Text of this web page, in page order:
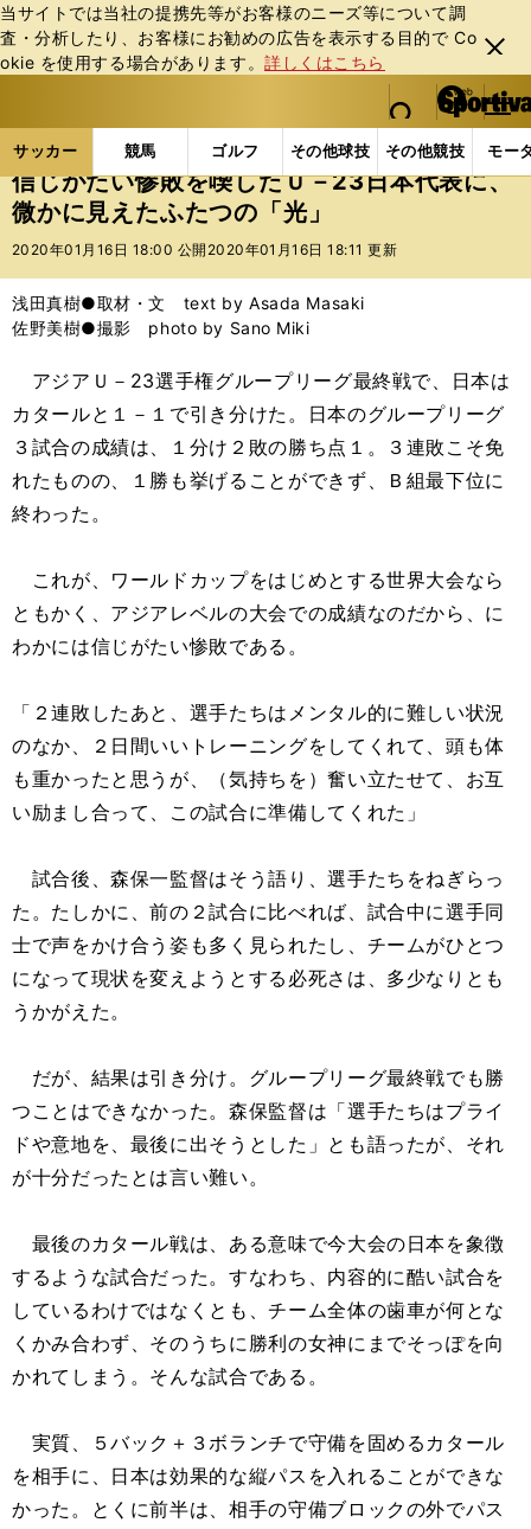
当サイトでは当社の提携先等がお客様のニーズ等について調
査・分析したり、お客様にお勧めの広告を表⽰する⽬的で Co
okie を使⽤する場合があります。詳しくはこちら
閉じ
る
web Sportiva (webスポルティーバ)
検索
マイペ
ー
ジ
メニュ
サッカー 競馬 ゴルフ その他球技 その他競技 モー
ス
ポ
ル
バ
サッカーの記事一覧 サッカー代表 日本代表 信
信じがたい惨敗を喫したＵ－23日本代表に、
微かに見えたふたつの「光」
2020年01月16日 18:00 公開 2020年01月16日 18:11 更新
浅田真樹●取材・文 text by Asada Masaki
佐野美樹●撮影 photo by Sano Miki
アジアＵ－23選手権グループリーグ最終戦で、日本は
カタールと１－１で引き分けた。日本のグループリーグ
３試合の成績は、１分け２敗の勝ち点１。３連敗こそ免
れたものの、１勝も挙げることができず、Ｂ組最下位に
終わった。
これが、ワールドカップをはじめとする世界大会なら
ともかく、アジアレベルの大会での成績なのだから、に
わかには信じがたい惨敗である。
「２連敗したあと、選手たちはメンタル的に難しい状況
のなか、２日間いいトレーニングをしてくれて、頭も体
も重かったと思うが、（気持ちを）奮い立たせて、お互
い励まし合って、この試合に準備してくれた」
試合後、森保一監督はそう語り、選手たちをねぎらっ
た。たしかに、前の２試合に比べれば、試合中に選手同
士で声をかけ合う姿も多く見られたし、チームがひとつ
になって現状を変えようとする必死さは、多少なりとも
うかがえた。
だが、結果は引き分け。グループリーグ最終戦でも勝
つことはできなかった。森保監督は「選手たちはプライ
ドや意地を、最後に出そうとした」とも語ったが、それ
が十分だったとは言い難い。
最後のカタール戦は、ある意味で今大会の日本を象徴
するような試合だった。すなわち、内容的に酷い試合を
しているわけではなくとも、チーム全体の歯車が何とな
くかみ合わず、そのうちに勝利の女神にまでそっぽを向
かれてしまう。そんな試合である。
実質、５バック＋３ボランチで守備を固めるカタール
を相手に、日本は効果的な縦パスを入れることができな
かった。とくに前半は、相手の守備ブロックの外でパス